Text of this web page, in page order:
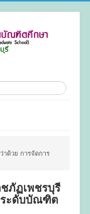
ด้วย การจัดการ
ภัฏเพชรบุรี
ระดับบัณฑิต